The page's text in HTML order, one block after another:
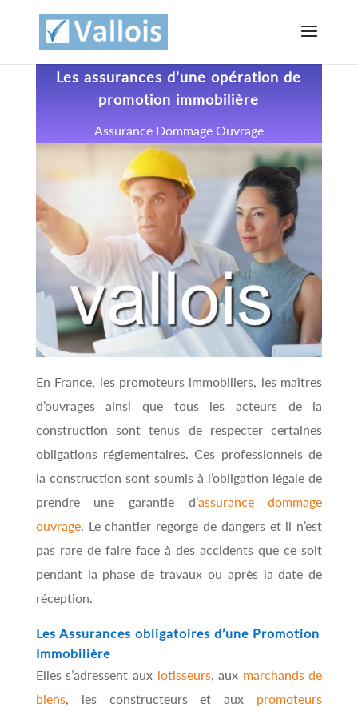
Les assurances d’une opération de
promotion immobilière
Assurance Dommage Ouvrage
En France, les promoteurs immobiliers, les maîtres
d’ouvrages ainsi que tous les acteurs de la
construction sont tenus de respecter certaines
obligations réglementaires. Ces professionnels de
la construction sont soumis à l’obligation légale de
prendre une garantie d’assurance dommage
ouvrage. Le chantier regorge de dangers et il n’est
pas rare de faire face à des accidents que ce soit
pendant la phase de travaux ou après la date de
réception.
Les Assurances obligatoires d’une Promotion
Immobilière
Elles s’adressent aux lotisseurs, aux marchands de
biens, les constructeurs et aux promoteurs